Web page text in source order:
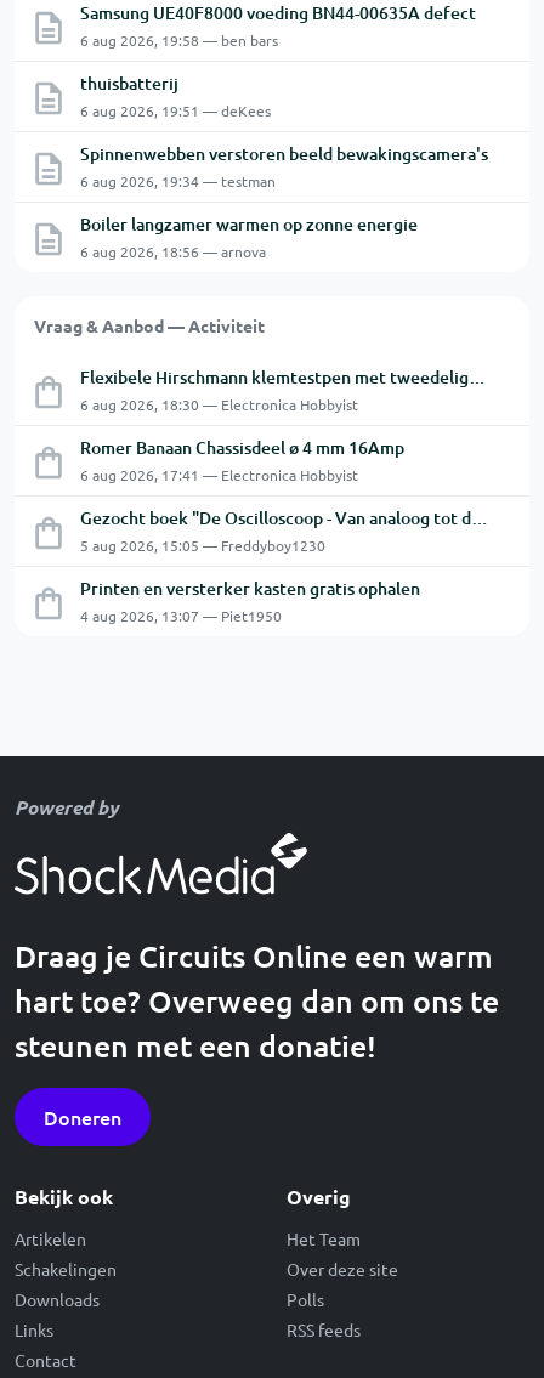
Samsung UE40F8000 voeding BN44-00635A defect
6 aug 2026, 19:58 — ben bars
thuisbatterij
6 aug 2026, 19:51 — deKees
Spinnenwebben verstoren beeld bewakingscamera's
6 aug 2026, 19:34 — testman
Boiler langzamer warmen op zonne energie
6 aug 2026, 18:56 — arnova
Vraag & Aanbod — Activiteit
Flexibele Hirschmann klemtestpen met tweedelige klem.
6 aug 2026, 18:30 — Electronica Hobbyist
Romer Banaan Chassisdeel ø 4 mm 16Amp
6 aug 2026, 17:41 — Electronica Hobbyist
Gezocht boek "De Oscilloscoop - Van analoog tot digitaal"
5 aug 2026, 15:05 — Freddyboy1230
Printen en versterker kasten gratis ophalen
4 aug 2026, 13:07 — Piet1950
Powered by
Draag je Circuits Online een warm
hart toe? Overweeg dan om ons te
steunen met een donatie!
Doneren
Bekijk ook
Artikelen
Schakelingen
Downloads
Links
Contact
Overig
Het Team
Over deze site
Polls
RSS feeds